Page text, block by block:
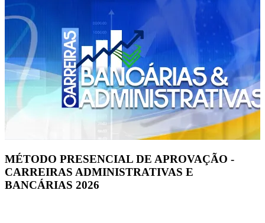
MÉTODO PRESENCIAL DE APROVAÇÃO -
CARREIRAS ADMINISTRATIVAS E
BANCÁRIAS 2026